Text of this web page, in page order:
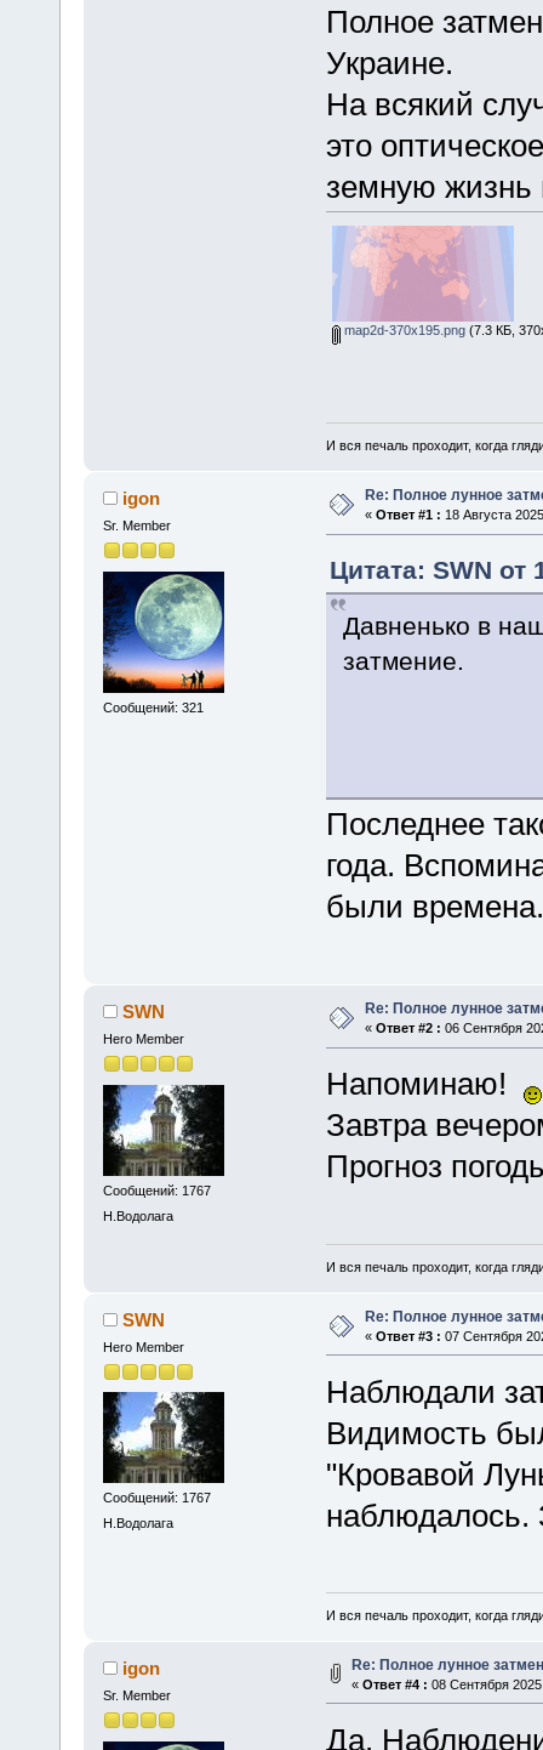
Полное
Украине.
На всякий
это
земную
map2d-370x195.png(7.3 КБ,
И вся печаль проходит, когда
igon
Sr. Member
Сообщений: 321
Re: Полное лунное
« Ответ #1 : 18 Августа
Цитата: SWN от
Давненько в
затмение.
Последнее
года.
были времена.
SWN
Hero Member
Сообщений: 1767
Н.Водолага
Re: Полное лунное
« Ответ #2 : 06 Сентября
Напоминаю!
Завтра
Прогноз
И вся печаль проходит, когда
SWN
Hero Member
Сообщений: 1767
Н.Водолага
Re: Полное лунное
« Ответ #3 : 07 Сентября
Наблюдали
Видимость
"Кровавой
наблюдалось.
И вся печаль проходит, когда
igon
Sr. Member
Re: Полное лунное
« Ответ #4 : 08 Сентября
Да.